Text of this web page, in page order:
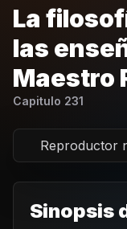
La
las
Maestro
Capitulo 231
Reproductor
Sinopsis